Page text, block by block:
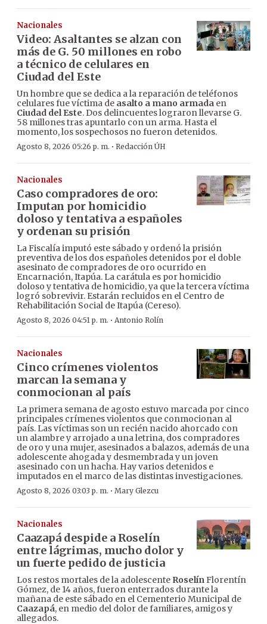
Nacionales
Video: Asaltantes se alzan con
más de G. 50 millones en robo
a técnico de celulares en
Ciudad del Este
Un hombre que se dedica a la reparación de teléfonos
celulares fue víctima de asalto a mano armada en
Ciudad del Este. Dos delincuentes lograron llevarse G.
58 millones tras apuntarlo con un arma. Hasta el
momento, los sospechosos no fueron detenidos.
Agosto 8, 2026 05:26 p. m. · Redacción ÚH
Nacionales
Caso compradores de oro:
Imputan por homicidio
doloso y tentativa a españoles
y ordenan su prisión
La Fiscalía imputó este sábado y ordenó la prisión
preventiva de los dos españoles detenidos por el doble
asesinato de compradores de oro ocurrido en
Encarnación, Itapúa. La carátula es por homicidio
doloso y tentativa de homicidio, ya que la tercera víctima
logró sobrevivir. Estarán recluidos en el Centro de
Rehabilitación Social de Itapúa (Cereso).
Agosto 8, 2026 04:51 p. m. · Antonio Rolín
Nacionales
Cinco crímenes violentos
marcan la semana y
conmocionan al país
La primera semana de agosto estuvo marcada por cinco
principales crímenes violentos que conmocionan al
país. Las víctimas son un recién nacido ahorcado con
un alambre y arrojado a una letrina, dos compradores
de oro y una mujer, asesinados a balazos, además de una
adolescente ahogada y desmembrada y un joven
asesinado con un hacha. Hay varios detenidos e
imputados en el marco de las distintas investigaciones.
Agosto 8, 2026 03:03 p. m. · Mary Glezcu
Nacionales
Caazapá despide a Roselín
entre lágrimas, mucho dolor y
un fuerte pedido de justicia
Los restos mortales de la adolescente RoselínFlorentín
Gómez, de 14 años, fueron enterrados durante la
mañana de este sábado en el Cementerio Municipal de
Caazapá, en medio del dolor de familiares, amigos y
allegados.